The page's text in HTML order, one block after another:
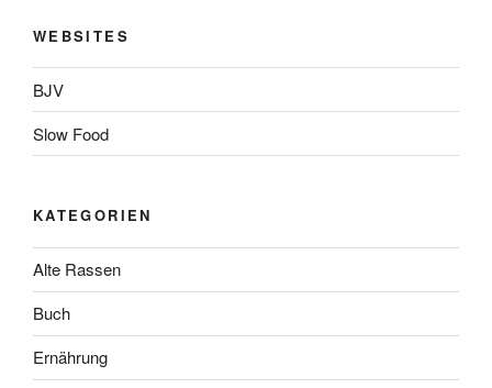
WEBSITES
BJV
Slow Food
KATEGORIEN
Alte Rassen
Buch
Ernährung